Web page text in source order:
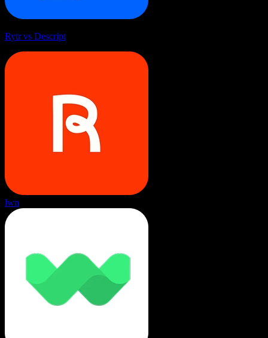
Rytr vs Descript
lwn